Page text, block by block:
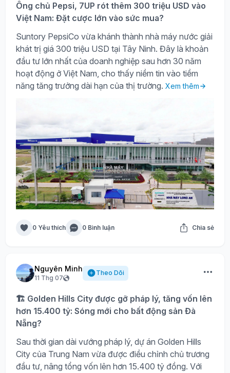
Ông chủ Pepsi, 7UP rót thêm 300 triệu USD vào
Việt Nam: Đặt cược lớn vào sức mua?
Suntory PepsiCo vừa khánh thành nhà máy nước giải
khát trị giá 300 triệu USD tại Tây Ninh. Đây là khoản
đầu tư lớn nhất của doanh nghiệp sau hơn 30 năm
hoạt động ở Việt Nam, cho thấy niềm tin vào tiềm
năng tăng trưởng dài hạn của thị trường. Xem thêm
0 Yêu thích 0 Bình luận Chia sẻ
Nguyên Minh
11 Thg 07
Theo Dõi
🏗️ Golden Hills City được gỡ pháp lý, tăng vốn lên
hơn 15.400 tỷ: Sóng mới cho bất động sản Đà
Nẵng?
Sau thời gian dài vướng pháp lý, dự án Golden Hills
City của Trung Nam vừa được điều chỉnh chủ trương
đầu tư, nâng tổng vốn lên hơn 15.400 tỷ đồng. Với